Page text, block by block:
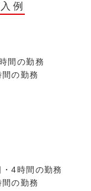
例
間の勤務
の勤務
4時間の勤務
の勤務